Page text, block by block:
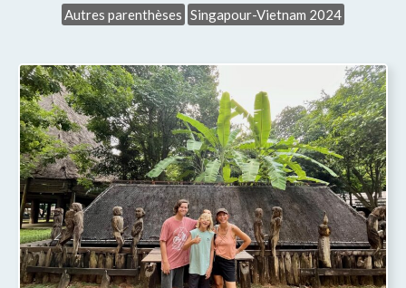
Autres parenthèses Singapour-Vietnam 2024